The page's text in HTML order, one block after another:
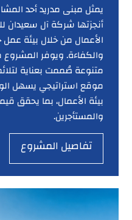
يمثل مبنى مدريد أحد
أنجزتها شركة آل سعيدان
الأعمال من خلال بيئة عمل
والكفاءة. ويوفر
متنوعة صُممت بعناية
موقع استراتيجي يسهل
بيئة الأعمال، بما يحقق
والمستأجرين.
تفاصيل المشروع